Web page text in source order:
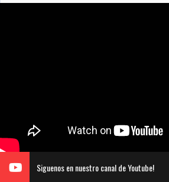
Siguenos en nuestro canal de Youtube!